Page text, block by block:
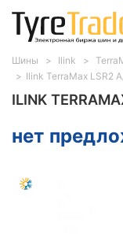
ILINK
нет
Шины Ilink
Ilink TerraMax LSR2